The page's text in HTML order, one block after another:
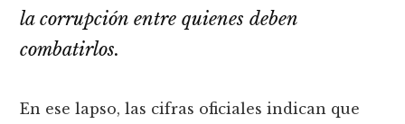
la corrupción entre quienes deben
combatirlos.
En ese lapso, las cifras oficiales indican que